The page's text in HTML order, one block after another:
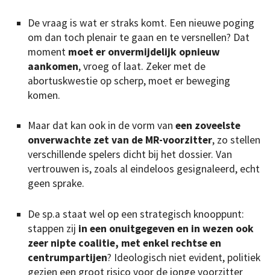
De vraag is wat er straks komt. Een nieuwe poging
om dan toch plenair te gaan en te versnellen? Dat
moment moet er onvermijdelijk opnieuw
aankomen, vroeg of laat. Zeker met de
abortuskwestie op scherp, moet er beweging
komen.
Maar dat kan ook in de vorm van een zoveelste
onverwachte zet van de MR-voorzitter, zo stellen
verschillende spelers dicht bij het dossier. Van
vertrouwen is, zoals al eindeloos gesignaleerd, echt
geen sprake.
De sp.a staat wel op een strategisch knooppunt:
stappen zij in een onuitgegeven en in wezen ook
zeer nipte coalitie, met enkel rechtse en
centrumpartijen? Ideologisch niet evident, politiek
gezien een groot risico voor de jonge voorzitter